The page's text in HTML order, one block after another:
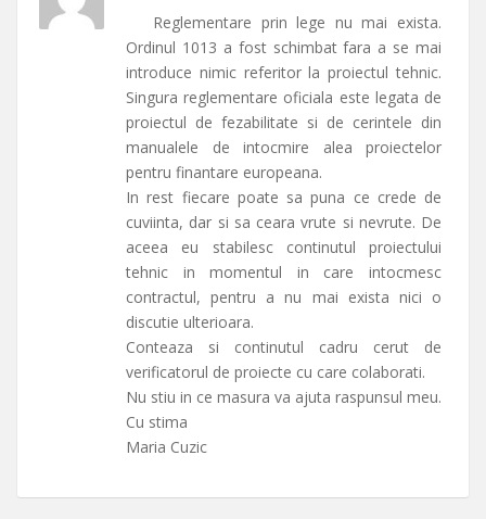
Reglementare prin lege nu mai exista.
Ordinul 1013 a fost schimbat fara a se mai
introduce nimic referitor la proiectul tehnic.
Singura reglementare oficiala este legata de
proiectul de fezabilitate si de cerintele din
manualele de intocmire alea proiectelor
pentru finantare europeana.
In rest fiecare poate sa puna ce crede de
cuviinta, dar si sa ceara vrute si nevrute. De
aceea eu stabilesc continutul proiectului
tehnic in momentul in care intocmesc
contractul, pentru a nu mai exista nici o
discutie ulterioara.
Conteaza si continutul cadru cerut de
verificatorul de proiecte cu care colaborati.
Nu stiu in ce masura va ajuta raspunsul meu.
Cu stima
Maria Cuzic